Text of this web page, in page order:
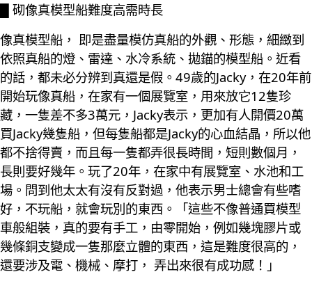
█ 砌像真模型船難度高需時長
像真模型船， 即是盡量模仿真船的外觀、形態，細緻到
依照真船的燈、雷達、水冷系統、拋錨的模型船。近看
的話，都未必分辨到真還是假。49歲的Jacky，在20年前
開始玩像真船，在家有一個展覽室，用來放它12隻珍
藏，一隻差不多3萬元，Jacky表示，更加有人開價20萬
買Jacky幾隻船，但每隻船都是Jacky的心血結晶，所以他
都不捨得賣，而且每一隻都弄很長時間，短則數個月，
長則要好幾年。玩了20年，在家中有展覽室、水池和工
場。問到他太太有沒有反對過，他表示男士總會有些嗜
好，不玩船，就會玩別的東西。「這些不像普通買模型
車般組裝，真的要有手工，由零開始，例如幾塊膠片或
幾條銅支變成一隻那麼立體的東西，這是難度很高的，
還要涉及電、機械、摩打， 弄出來很有成功感！」